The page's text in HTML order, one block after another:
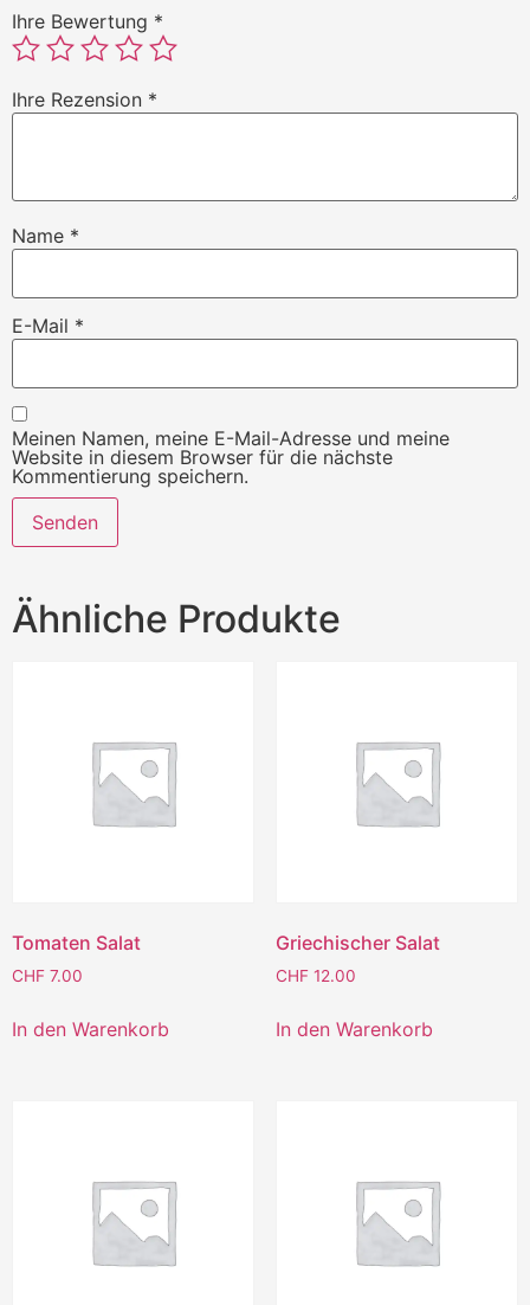
Ihre Bewertung *
Ihre Rezension *
Name *
E-Mail *
Meinen Namen, meine E-Mail-Adresse und meine
Website in diesem Browser für die nächste
Kommentierung speichern.
Ähnliche Produkte
Tomaten Salat
CHF 7.00
In den Warenkorb
Griechischer Salat
CHF12.00
In den Warenkorb